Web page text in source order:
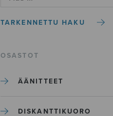
TARKENNETTU HAKU
OSASTOT
ÄÄNITTEET
DISKANTTIKUORO